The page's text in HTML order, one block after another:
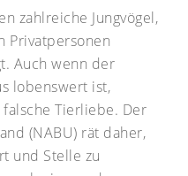
zahlreiche Jungvögel,
Privatpersonen
Auch wenn der
lobenswert ist,
Tierliebe. Der
(NABU) rät daher,
und Stelle zu